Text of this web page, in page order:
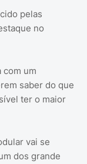
pelas
no
com um
saber do que
ter o maior
vai se
dos grande